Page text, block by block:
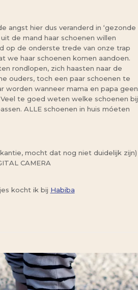
angst hier dus veranderd in ‘gezonde
de mand haar schoenen willen
op de onderste trede van onze trap
we haar schoenen komen aandoen.
rondlopen, zich haasten naar de
ouders, toch een paar schoenen te
worden wanneer mama en papa geen
te goed weten welke schoenen bij
ALLE schoenen in huis móeten
mocht dat nog niet duidelijk zijn)
kocht ik bij Habiba